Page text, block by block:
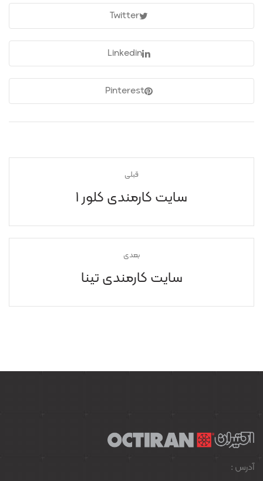
Twitter
Linkedin
Pinterest
قبلی
سایت کارمندی کلور ۱
بعدی
سایت کارمندی تینا
آدرس :